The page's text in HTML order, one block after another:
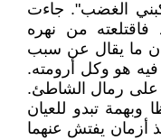
الغضب". جاءت
من نهره
ما يقال عن سبب
فيه هو وكل أرومته.
على رمال الشاطئ.
تبدو للعيان
أزمان يفتش عنهما